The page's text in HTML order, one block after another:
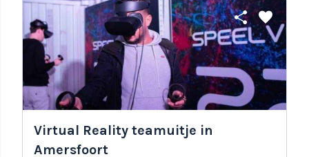
share favorite
Virtual Reality teamuitje in
Amersfoort